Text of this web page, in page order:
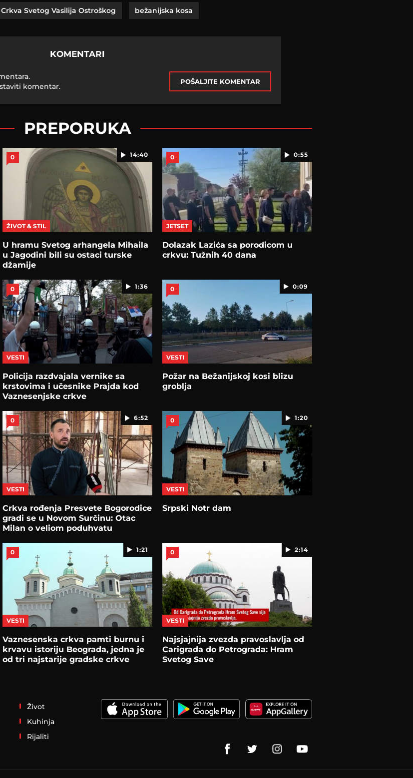
Crkva Svetog Vasilija Ostroškog bežanijska kosa
KOMENTARI
komentar.
POŠALJITE KOMENTAR
PREPORUKA
14:40
0
ŽIVOT & STIL
U hramu Svetog arhangela Mihaila
u Jagodini bili su ostaci turske
džamije
0:55
0
JETSET
Dolazak Lazića sa porodicom u
crkvu: Tužnih 40 dana
1:36
0
VESTI
Policija razdvajala vernike sa
krstovima i učesnike Prajda kod
Vaznesenjske crkve
0:09
0
VESTI
Požar na Bežanijskoj kosi blizu
groblja
6:52
0
VESTI
Crkva rođenja Presvete Bogorodice
gradi se u Novom Surčinu: Otac
Milan o veliom poduhvatu
1:20
0
VESTI
Srpski Notr dam
1:21
0
VESTI
Vaznesenska crkva pamti burnu i
krvavu istoriju Beograda, jedna je
od tri najstarije gradske crkve
2:14
0
VESTI
Najsjajnija zvezda pravoslavlja od
Carigrada do Petrograda: Hram
Svetog Save
Život
Kuhinja
Rijaliti